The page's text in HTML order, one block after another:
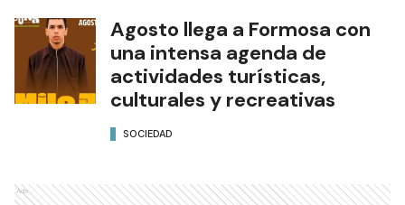
Agosto llega a Formosa con
una intensa agenda de
actividades turísticas,
culturales y recreativas
SOCIEDAD
Ads